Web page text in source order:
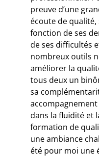
preuve d’une
écoute de qualité,
fonction de ses
de ses difficultés
nombreux outils
améliorer la
tousdeux un
sa
dans lafluidité et
formation de
une ambiance
été pour moi une